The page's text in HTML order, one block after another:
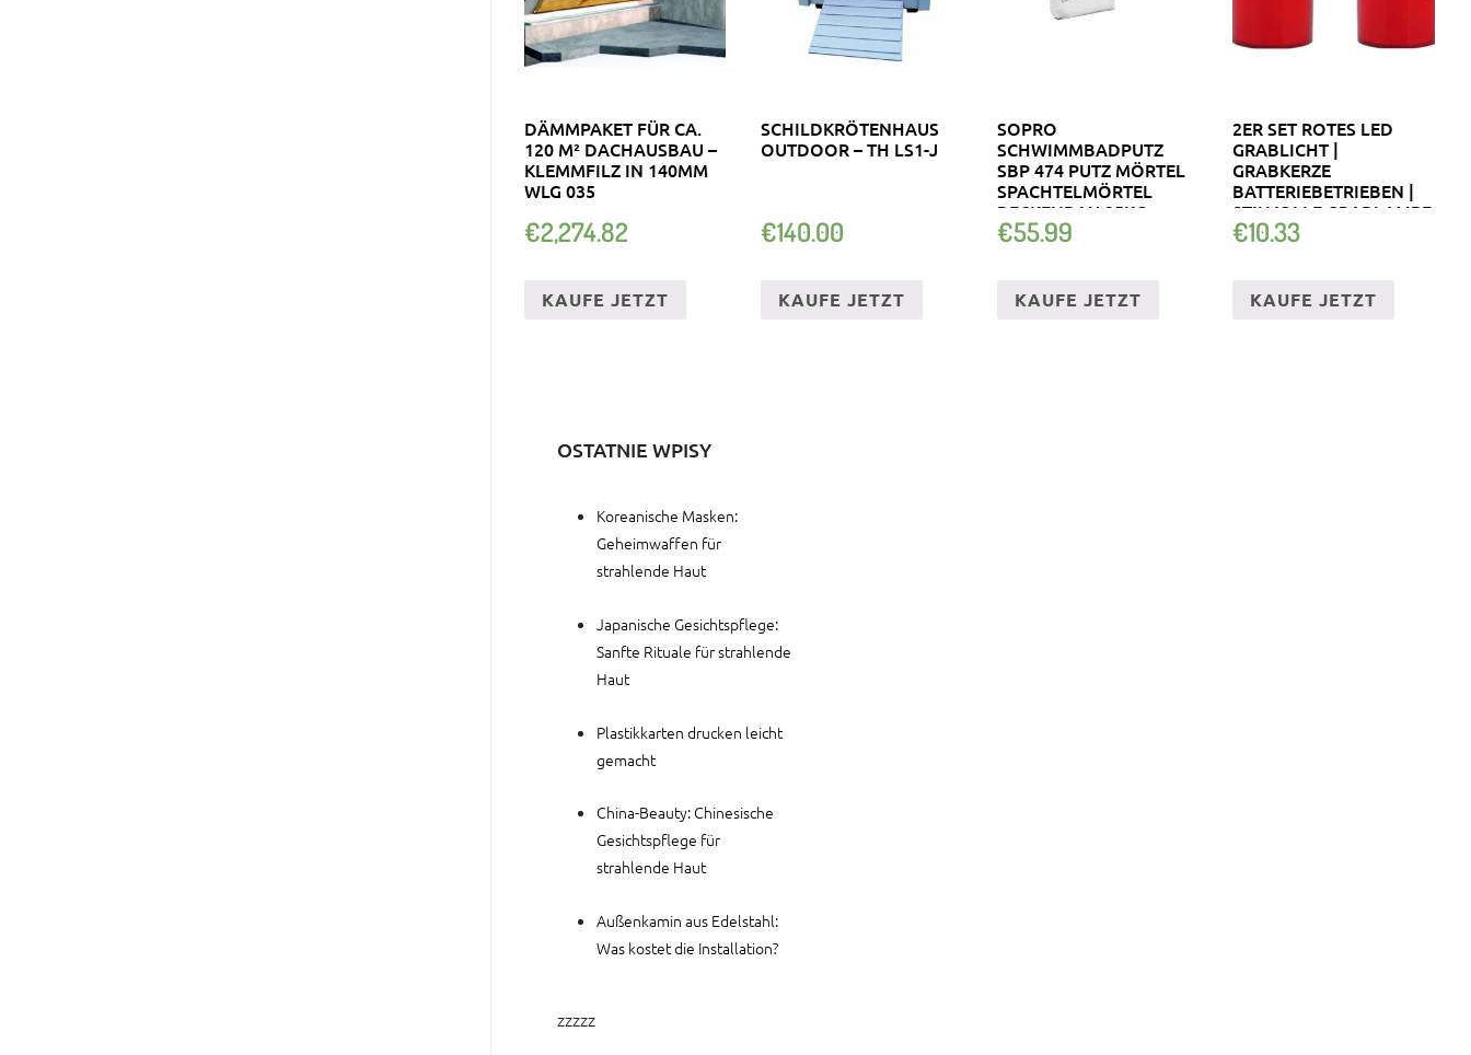
DÄMMPAKET FÜR CA.
120 M² DACHAUSBAU –
KLEMMFILZ IN 140MM
WLG 035
€2,274.82
KAUFE JETZT
SCHILDKRÖTENHAUS
OUTDOOR – TH LS1-J
€140.00
KAUFE JETZT
SOPRO
SCHWIMMBADPUTZ
SBP 474 PUTZ MÖRTEL
SPACHTELMÖRTEL
BECKENBAU 25KG
€55.99
KAUFE JETZT
2ER SET ROTES LED
GRABLICHT |
GRABKERZE
BATTERIEBETRIEBEN |
STILVOLLE GRABLAMPE
€10.33
KAUFE JETZT
OSTATNIE WPISY
Koreanische Masken:
Geheimwaffen für
strahlende Haut
Japanische Gesichtspflege:
Sanfte Rituale für strahlende
Haut
Plastikkarten drucken leicht
gemacht
China-Beauty: Chinesische
Gesichtspflege für
strahlende Haut
Außenkamin aus Edelstahl:
Was kostet die Installation?
zzzzz